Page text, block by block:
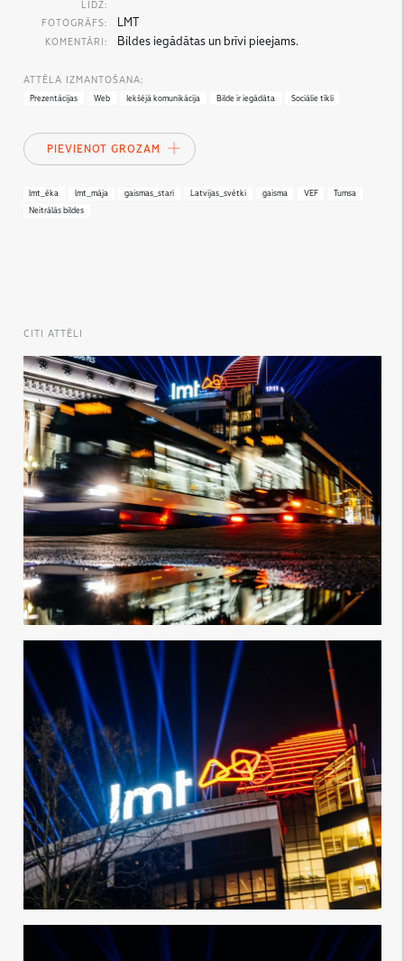
LĪDZ:
FOTOGRĀFS: LMT
KOMENTĀRI: Bildes iegādātas un brīvi pieejams.
ATTĒLA IZMANTOŠANA:
Prezentācijas Web Iekšējā komunikācija Bilde ir iegādāta Sociālie tīkli
PIEVIENOT GROZAM
lmt_ēka lmt_māja gaismas_stari Latvijas_svētki gaisma VEF
Tumsa
Neitrālās bildes
CITI ATTĒLI